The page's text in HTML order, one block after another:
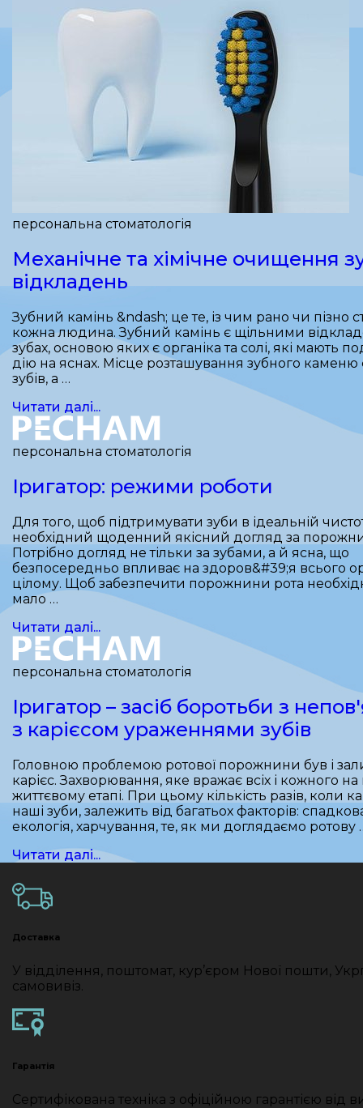
персональна стоматологія
Механічне та хімічне очищення
відкладень
Зубний камінь &ndash; це те, із чим рано чи пізно
кожна людина. Зубний камінь є щільними
зубах, основою яких є органіка та солі, які мають
дію на яснах. Місце розташування зубного
зубів, а …
Читати далі...
персональна стоматологія
Іригатор: режими роботи
Для того, щоб підтримувати зуби в ідеальній
необхідний щоденний якісний догляд за
Потрібно догляд не тільки за зубами, а й ясна, що
безпосередньо впливає на здоров&#39;я всього
цілому. Щоб забезпечити порожнини рота
мало …
Читати далі...
персональна стоматологія
Іригатор – засіб боротьби з
з карієсом ураженнями зубів
Головною проблемою ротової порожнини був і
карієс. Захворювання, яке вражає всіх і кожного
життєвому етапі. При цьому кількість разів, коли
наші зуби, залежить від багатьох факторів:
екологія, харчування, те, як ми доглядаємо ротову
Читати далі...
Доставка
У відділення, поштомат, кур’єром Нової пошти,
самовивіз.
Гарантія
Сертифікована техніка з офіційною гарантією від